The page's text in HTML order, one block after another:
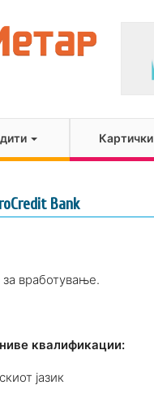
Картички
Bank
за вработување.
квалификации:
јазик